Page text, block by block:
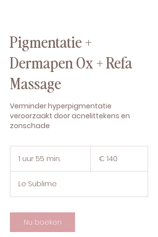
Pigmentatie +
Dermapen Ox + Refa
Massage
Verminder hyperpigmentatie
veroorzaakt door acnelittekens en
zonschade
1 uur 55 min.
5
i
n
.
€ 140
Le Sublime
Nu boeken